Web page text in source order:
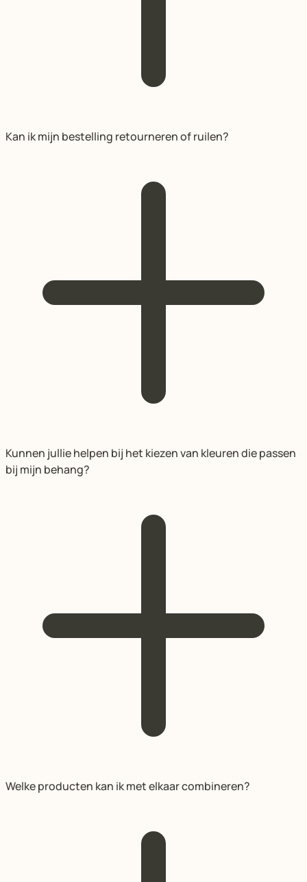
Kan ik mijn bestelling retourneren of ruilen?
Kunnen jullie helpen bij het kiezen van kleuren die passen
bij mijn behang?
Welke producten kan ik met elkaar combineren?